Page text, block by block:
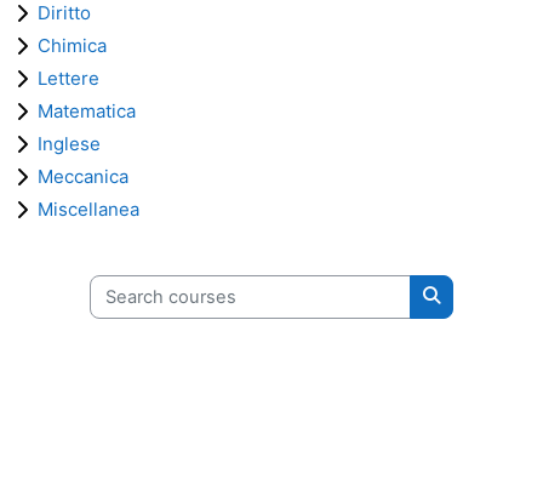
Diritto
Chimica
Lettere
Matematica
Inglese
Meccanica
Miscellanea
Search courses
Search